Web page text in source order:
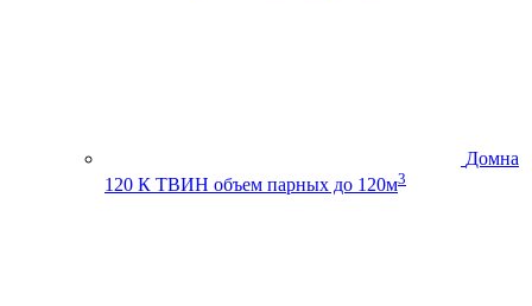
Домна
120 К ТВИН объем парных до 120м3